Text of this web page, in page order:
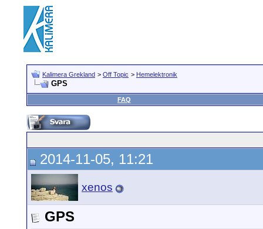
Kalimera Grekland > Off Topic > Hemelektronik
GPS
FAQ
2014-11-05, 11:21
xenos
GPS